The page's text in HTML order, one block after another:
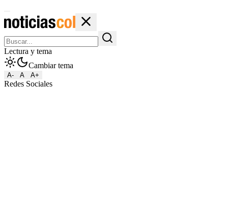
Lectura y tema
Cambiar tema
A- A A+
Redes Sociales